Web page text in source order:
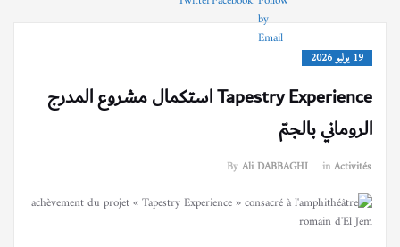
19 يوليو 2026
Tapestry Experience استكمال مشروع المدرج
الروماني بالجمّ
ByAli DABBAGHI inActivités